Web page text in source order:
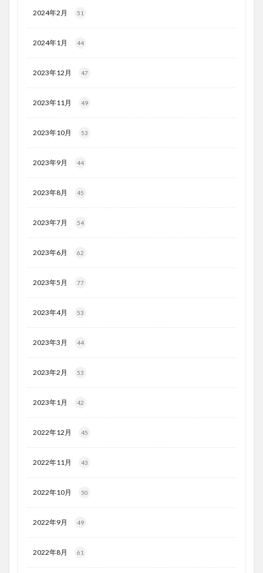
2024年2月 51
2024年1月 44
2023年12月 47
2023年11月 49
2023年10月 53
2023年9月 44
2023年8月 45
2023年7月 54
2023年6月 62
2023年5月 77
2023年4月 53
2023年3月 44
2023年2月 53
2023年1月 42
2022年12月 45
2022年11月 43
2022年10月 50
2022年9月 49
2022年8月 61